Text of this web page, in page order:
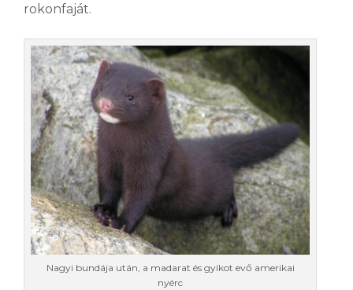
rokonfaját.
Nagyi bundája után, a madarat és gyíkot evő amerikai
nyérc